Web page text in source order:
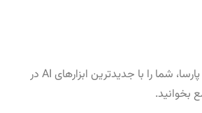
با هوش مصنوعی زبان انگلیسی را سریعتر و بهتر یاد بگیرید! موسسه زبان پارسا، شما را با جدیدترین ابزارهای AI در
بخوانید.